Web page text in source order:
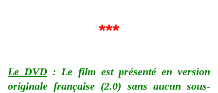
***
Le DVD : Le film est présenté en version
originale française (2.0) sans aucun sous-